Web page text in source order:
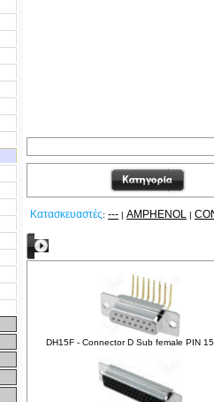
Κατασκευαστές: --- | AMPHENOL |
DH15F - Connector D Sub female PIN